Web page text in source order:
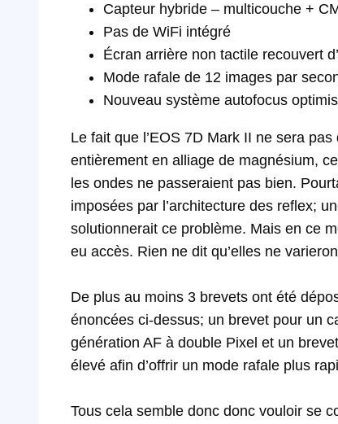
Capteur hybride – multicouche +
Pas de WiFi intégré
Écran arrière non tactile recouvert
Mode rafale de 12 images par
Nouveau système autofocus
Le fait que l’EOS 7D Mark II ne sera pas
entièrement en alliage de magnésium,
les ondes ne passeraient pas bien.
imposées par l’architecture des reflex; u
solutionnerait ce problème. Mais en ce
eu accès. Rien ne dit qu’elles ne
De plus au moins 3 brevets ont été
énoncées ci-dessus; un brevet pour un
génération AF à double Pixel et un brevet
élevé afin d’offrir un mode rafale plus
Tous cela semble donc donc vouloir se